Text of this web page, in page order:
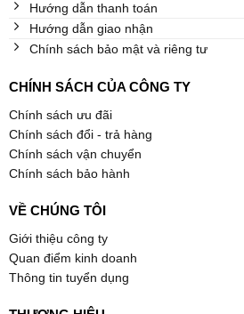
Hướng dẫn thanh toán
Hướng dẫn giao nhận
Chính sách bảo mật và riêng tư
CHÍNH SÁCH CỦA CÔNG TY
Chính sách ưu đãi
Chính sách đổi - trả hàng
Chính sách vận chuyển
Chính sách bảo hành
VỀ CHÚNG TÔI
Giới thiệu công ty
Quan điểm kinh doanh
Thông tin tuyển dụng